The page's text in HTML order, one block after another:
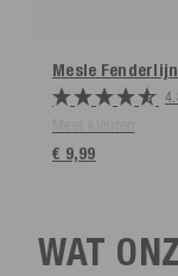
Mesle
€ 9,99
WAT